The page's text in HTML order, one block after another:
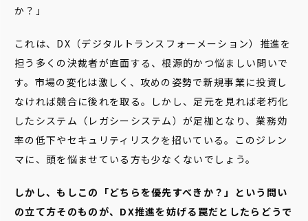
か？」
これは、DX（デジタルトランスフォーメーション）推進を
担う多くの決裁者が直面する、根源的かつ悩ましい問いで
す。市場の変化は激しく、攻めの姿勢で新規事業に投資し
なければ競合に後れを取る。しかし、足元を見れば老朽化
したシステム（レガシーシステム）が足枷となり、業務効
率の低下やセキュリティリスクを招いている。このジレン
マに、頭を悩ませている方も少なくないでしょう。
しかし、もしこの「どちらを優先すべきか？」という問い
の立て方そのものが、DX推進を妨げる罠だとしたらどうで